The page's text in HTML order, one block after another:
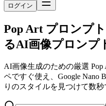
ログイン
Pop Art プロンプ
るAI画像プロンプ
AI画像生成のための厳選
ペですぐ使え、Google Nano
りのスタイルを見つけて数秒